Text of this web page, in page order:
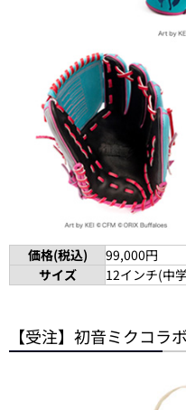
価格(税込)
99,000円
サイズ
12インチ(中
【受注】初音ミクコラ